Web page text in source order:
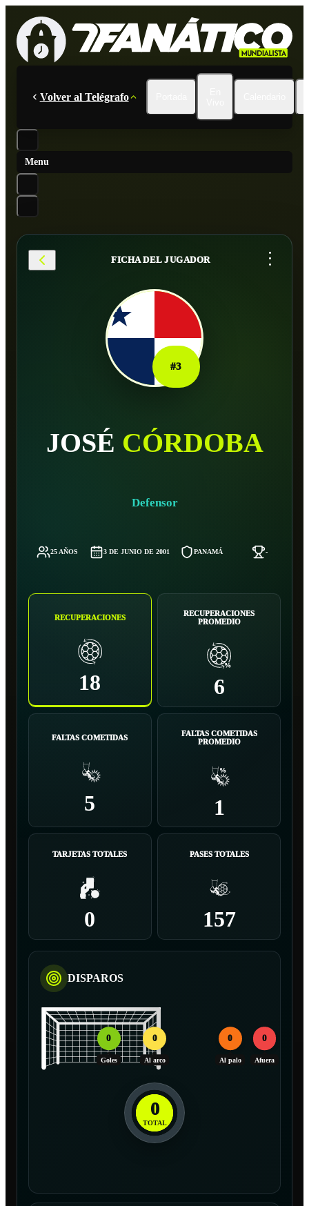
Volver al Telégrafo
Menu
FICHA DEL JUGADOR ...
#3
JOSÉ CÓRDOBA
Defensor
25 AÑOS 3 DE JUNIO DE 2001 PANAMÁ -
RECUPERACIONES
18
RECUPERACIONES
PROMEDIO
6
FALTAS COMETIDAS
5
FALTAS COMETIDAS
PROMEDIO
1
TARJETAS TOTALES
0
PASES TOTALES
157
DISPAROS
0
Goles
0
Al arco
0
Al palo
0
Afuera
0
TOTAL